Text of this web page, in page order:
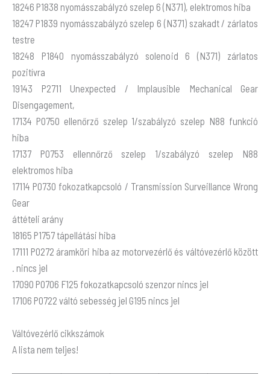
18246 P1838 nyomásszabályzó szelep 6 (N371), elektromos hiba
18247 P1839 nyomásszabályzó szelep 6 (N371) szakadt / zárlatos
testre
18248 P1840 nyomásszabályzó solenoid 6 (N371) zárlatos
pozitívra
19143 P2711 Unexpected / Implausible Mechanical Gear
Disengagement,
17134 P0750 ellenőrző szelep 1/szabályzó szelep N88 funkció
hiba
17137 P0753 ellennőrző szelep 1/szabályzó szelep N88
elektromos hiba
17114 P0730 fokozatkapcsoló / Transmission Surveillance Wrong
Gear
áttételi arány
18165 P1757 tápellátási hiba
17111 P0272 áramköri hiba az motorvezérlő és váltóvezérlő között
. nincs jel
17090 P0706 F125 fokozatkapcsoló szenzor nincs jel
17106 P0722 váltó sebesség jel G195 nincs jel
Váltóvezérlő cikkszámok
A lista nem teljes!